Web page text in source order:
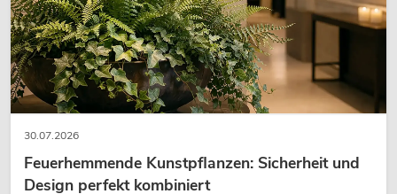
30.07.2026
Feuerhemmende Kunstpflanzen: Sicherheit und
Design perfekt kombiniert